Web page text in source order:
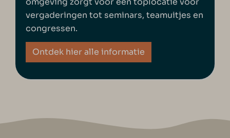
vergaderingen tot seminars, teamuitjes en
congressen.
Ontdek hier alle informatie